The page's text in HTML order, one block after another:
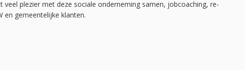
plezier met deze sociale onderneming samen, jobcoaching, re-
en gemeentelijke klanten.